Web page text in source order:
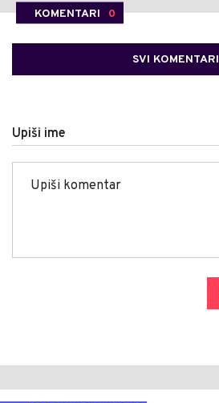
KOMENTARI 0
SVI KOMENTARI
Upiši ime